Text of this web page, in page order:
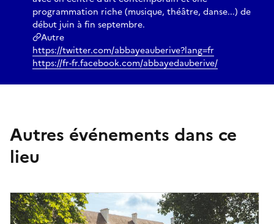
programmation riche (musique, théâtre, danse...) de
début juin à fin septembre.
Autre
https://twitter.com/abbayeauberive?lang=fr
https://fr-fr.facebook.com/abbayedauberive/
Autres événements dans ce
lieu